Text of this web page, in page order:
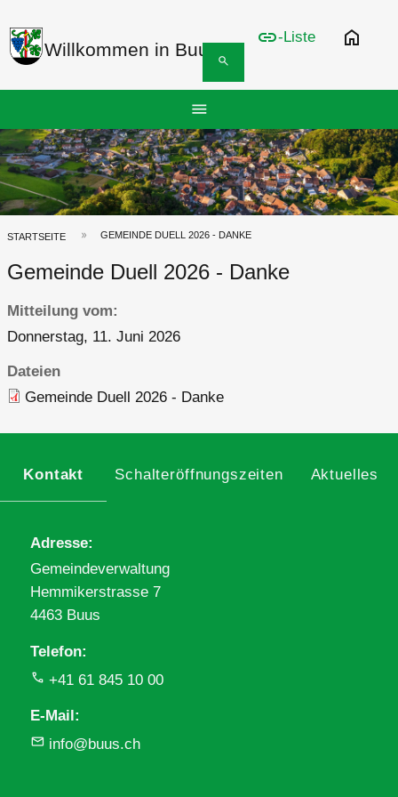
Willkommen in Buus link-Liste home
search
Hauptnavigation
Top
Bar
menu
Pfadnavigation
STARTSEITE GEMEINDE DUELL 2026 - DANKE
Gemeinde Duell 2026 - Danke
Mitteilung vom
Donnerstag, 11. Juni 2026
Dateien
Gemeinde Duell 2026 - Danke
Kontakt Schalteröffnungszeiten Aktuelles
Adresse
Gemeindeverwaltung
Hemmikerstrasse 7
4463 Buus
Telefon
+41 61 845 10 00
E-Mail
info@buus.ch